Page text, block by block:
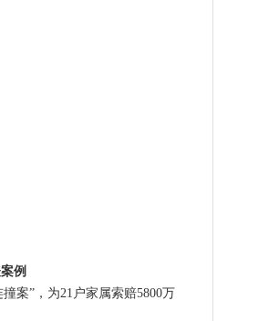
例
案”，为21户家属索赔5800万